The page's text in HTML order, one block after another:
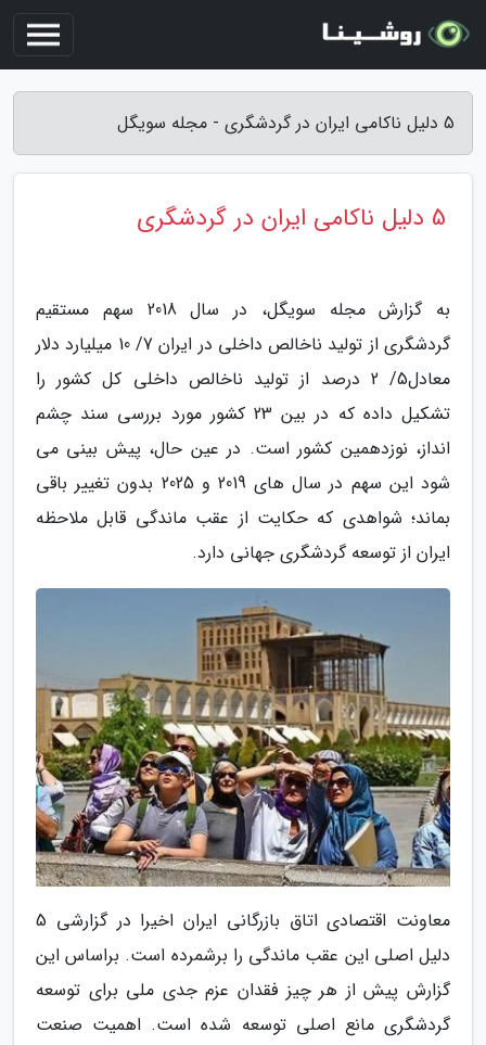
5 دلیل ناکامی ایران در گردشگری - مجله سویگل
5 دلیل ناکامی ایران در گردشگری
به گزارش مجله سویگل، در سال 2018 سهم مستقیم
گردشگری از تولید ناخالص داخلی در ایران 7/ 10 میلیارد دلار
معادل5/ 2 درصد از تولید ناخالص داخلی کل کشور را
تشکیل داده که در بین 23 کشور مورد بررسی سند چشم
انداز، نوزدهمین کشور است. در عین حال، پیش بینی می
شود این سهم در سال های 2019 و 2025 بدون تغییر باقی
بماند؛ شواهدی که حکایت از عقب ماندگی قابل ملاحظه
ایران از توسعه گردشگری جهانی دارد.
معاونت اقتصادی اتاق بازرگانی ایران اخیرا در گزارشی 5
دلیل اصلی این عقب ماندگی را برشمرده است. براساس این
گزارش پیش از هر چیز فقدان عزم جدی ملی برای توسعه
گردشگری مانع اصلی توسعه شده است. اهمیت صنعت